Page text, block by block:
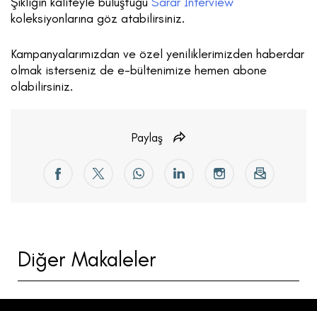
koleksiyonlarına göz atabilirsiniz.
Kampanyalarımızdan ve özel yeniliklerimizden haberdar
olmak isterseniz de e-bültenimize hemen abone
olabilirsiniz.
Paylaş
Diğer Makaleler